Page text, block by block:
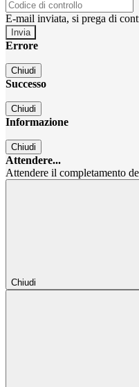
E-mail inviata, si prega di
Errore
Chiudi
Successo
Chiudi
Informazione
Chiudi
Attendere...
Attendere il completamento
Chiudi